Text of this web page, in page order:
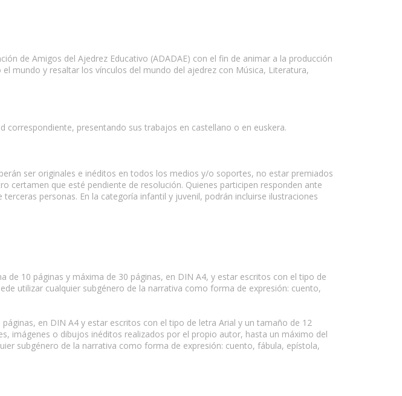
de Amigos del Ajedrez Educativo (ADADAE) con el fin de animar a la producción
mundo y resaltar los vínculos del mundo del ajedrez con Música, Literatura,
correspondiente, presentando sus trabajos en castellano o en euskera.
ser originales e inéditos en todos los medios y/o soportes, no estar premiados
certamen que esté pendiente de resolución. Quienes participen responden ante
personas. En la categoría infantil y juvenil, podrán incluirse ilustraciones
10 páginas y máxima de 30 páginas, en DIN A4, y estar escritos con el tipo de
utilizar cualquier subgénero de la narrativa como forma de expresión: cuento,
en DIN A4 y estar escritos con el tipo de letra Arial y un tamaño de 12
imágenes o dibujos inéditos realizados por el propio autor, hasta un máximo del
subgénero de la narrativa como forma de expresión: cuento, fábula, epístola,